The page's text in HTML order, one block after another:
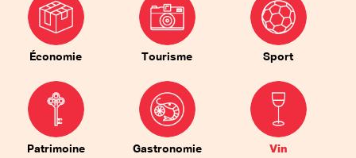
Économie Tourisme Sport
Patrimoine Gastronomie Vin